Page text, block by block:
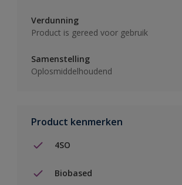
Verdunning
Product is gereed voor gebruik
Samenstelling
Oplosmiddelhoudend
Product kenmerken
4SO
Biobased